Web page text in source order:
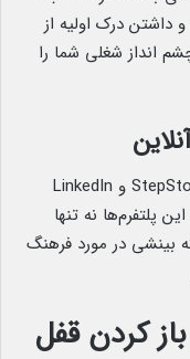
داشتن درک اولیه از
انداز شغلی شما را
پورتال های شغلی آنلاین مانند StepStone، Indeed و LinkedIn
پلتفرم‌ها نه تنها
بینشی در مورد فرهنگ
کردن قفل